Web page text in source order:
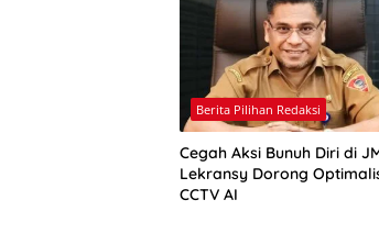
Berita Pilihan Redaksi
Cegah Aksi Bunuh Diri di
Lekransy Dorong
CCTV AI